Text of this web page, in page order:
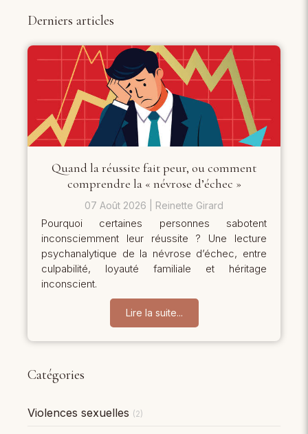
Derniers articles
Quand la réussite fait peur, ou comment
comprendre la « névrose d’échec »
07 Août 2026 Reinette Girard
Pourquoi certaines personnes sabotent
inconsciemment leur réussite ? Une lecture
psychanalytique de la névrose d’échec, entre
culpabilité, loyauté familiale et héritage
inconscient.
Lire la suite...
Catégories
Violences sexuelles (2)